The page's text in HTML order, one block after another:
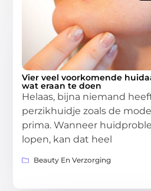
Vier veel voorkomende
wat eraan te doen
Helaas, bijna niemand
perzikhuidje zoals de
prima. Wanneer
lopen, kan dat heel
Beauty En Verzorging